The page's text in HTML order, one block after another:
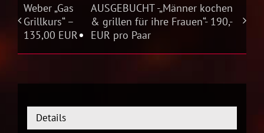
Weber „Gas
Grillkurs“ –
135,00 EUR
AUSGEBUCHT -„Männer kochen
& grillen für ihre Frauen“- 190,-
EUR pro Paar
Details